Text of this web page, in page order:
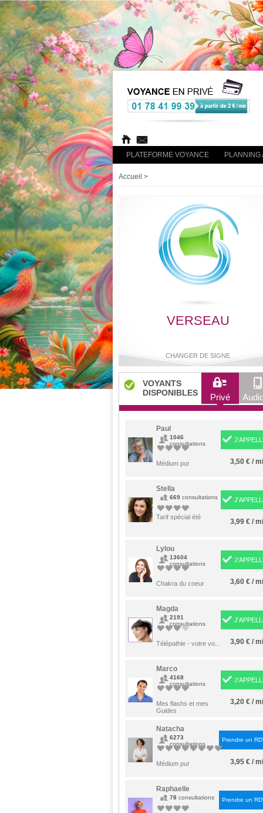
PLATEFORME VOYANCE PLANNING
Accueil >
VERSEAU
CHANGER DE SIGNE
Bélier Taureau Gémeaux Cancer
Lion Vierge Scorpion
Sagittaire Capricorne
VOYANTS
DISPONIBLES
Privé
Paul
1046
consultations
Médium pur
3,50 € /
Stella
669 consultations
Tarif spécial été
3,99 € /
Lylou
13604
consultations
Chakra du coeur
3,60 € /
Magda
2191
consultations
Télépathie - votre vo...
3,90 € /
Marco
4168
consultations
Mes flashs et mes
Guides
3,20 € /
Natacha
6273
consultations
Médium pur
Prendre un
3,95 € /
Raphaelle
78 consultations Prendre un